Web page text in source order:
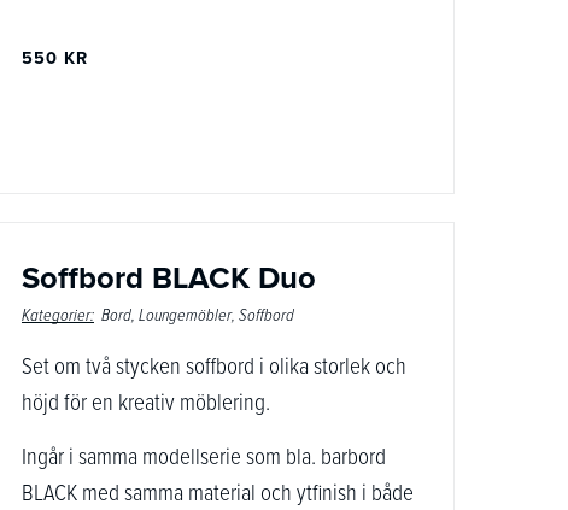
550 KR
Soffbord BLACK Duo
Kategorier: Bord Loungemöbler Soffbord
Set om två stycken soffbord i olika storlek och
höjd för en kreativ möblering.
Ingår i samma modellserie som bla. barbord
BLACK med samma material och ytfinish i både